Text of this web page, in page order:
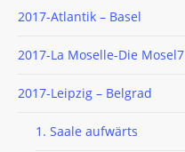
2017-Atlantik – Basel
2017-La Moselle-Die Mosel7
2017-Leipzig – Belgrad
1. Saale aufwärts